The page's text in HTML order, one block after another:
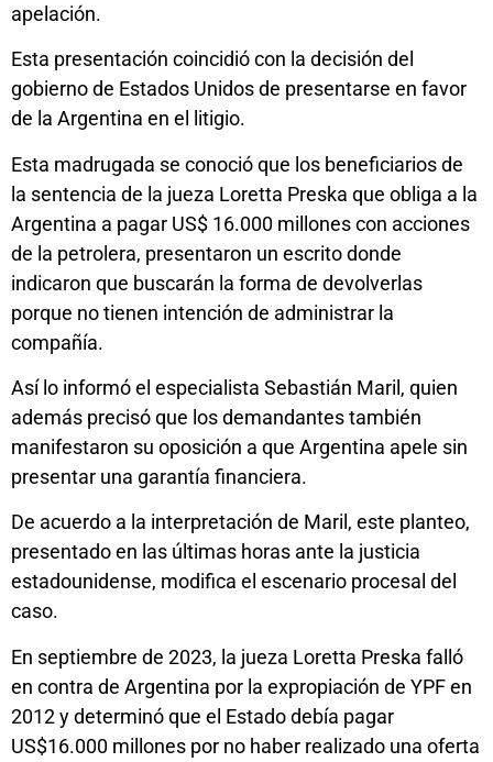
apelación.
Esta presentación coincidió con la decisión del
gobierno de Estados Unidos de presentarse en favor
de la Argentina en el litigio.
Esta madrugada se conoció que los beneficiarios de
la sentencia de la jueza Loretta Preska que obliga a la
Argentina a pagar US$ 16.000 millones con acciones
de la petrolera, presentaron un escrito donde
indicaron que buscarán la forma de devolverlas
porque no tienen intención de administrar la
compañía.
Así lo informó el especialista Sebastián Maril, quien
además precisó que los demandantes también
manifestaron su oposición a que Argentina apele sin
presentar una garantía financiera.
De acuerdo a la interpretación de Maril, este planteo,
presentado en las últimas horas ante la justicia
estadounidense, modifica el escenario procesal del
caso.
En septiembre de 2023, la jueza Loretta Preska falló
en contra de Argentina por la expropiación de YPF en
2012 y determinó que el Estado debía pagar
US$16.000 millones por no haber realizado una oferta